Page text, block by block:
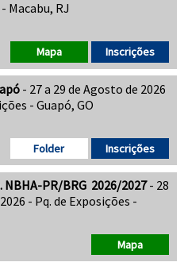
Macabu, RJ
Inscrições
Mapa
- 27 a 29 de Agosto de 2026
- Guapó, GO
Inscrições
Folder
NBHA-PR/BRG 2026/2027- 28
- Pq. de Exposições -
Mapa